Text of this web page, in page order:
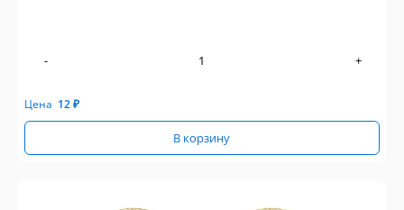
- +
Цена 12₽
В корзину